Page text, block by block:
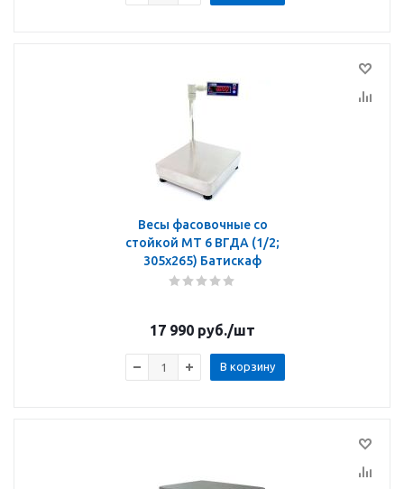
Весы фасовочные со
стойкой МТ 6 ВГДА (1/2;
305х265) Батискаф
17 990 руб./шт
В корзину